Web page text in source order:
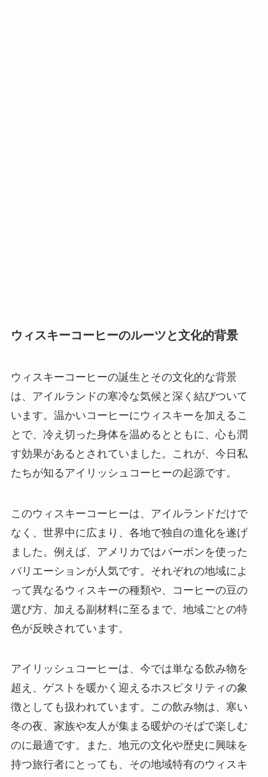
ウィスキーコーヒーのルーツと文化的背景
ウィスキーコーヒーの誕生とその文化的な背景
は、アイルランドの寒冷な気候と深く結びついて
います。温かいコーヒーにウィスキーを加えるこ
とで、冷え切った身体を温めるとともに、心も潤
す効果があるとされていました。これが、今日私
たちが知るアイリッシュコーヒーの起源です。
このウィスキーコーヒーは、アイルランドだけで
なく、世界中に広まり、各地で独自の進化を遂げ
ました。例えば、アメリカではバーボンを使った
バリエーションが人気です。それぞれの地域によ
って異なるウィスキーの種類や、コーヒーの豆の
選び方、加える副材料に至るまで、地域ごとの特
色が反映されています。
アイリッシュコーヒーは、今では単なる飲み物を
超え、ゲストを暖かく迎えるホスピタリティの象
徴としても扱われています。この飲み物は、寒い
冬の夜、家族や友人が集まる暖炉のそばで楽しむ
のに最適です。また、地元の文化や歴史に興味を
持つ旅行者にとっても、その地域特有のウィスキ